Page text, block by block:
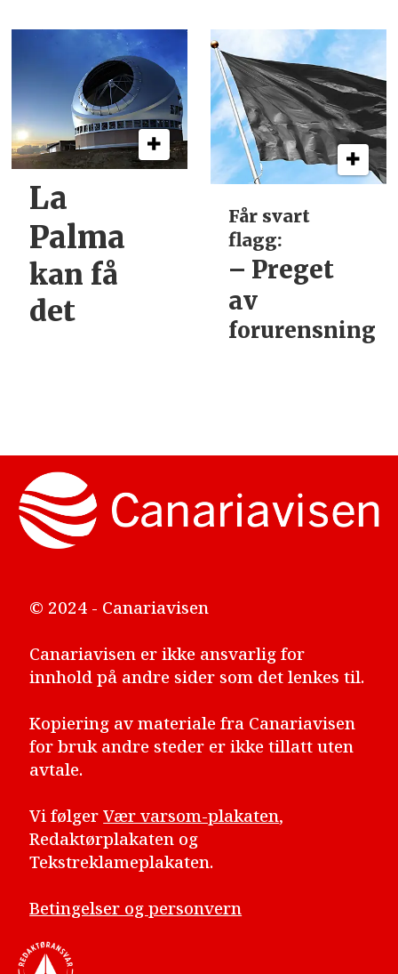
La
Palma
kan få
det
Får svart
flagg:
– Preget
av
forurensning
© 2024 - Canariavisen
Canariavisen er ikke ansvarlig for
innhold på andre sider som det lenkes til.
Kopiering av materiale fra Canariavisen
for bruk andre steder er ikke tillatt uten
avtale.
Vi følgerVær varsom-plakaten,
Redaktørplakaten og
Tekstreklameplakaten.
Betingelser og personvern